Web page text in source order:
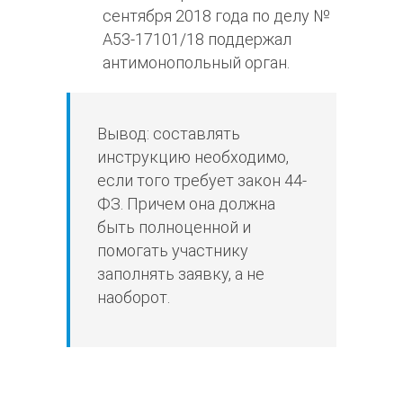
сентября 2018 года по делу №
А53-17101/18 поддержал
антимонопольный орган.
Вывод: составлять
инструкцию необходимо,
если того требует закон 44-
ФЗ. Причем она должна
быть полноценной и
помогать участнику
заполнять заявку, а не
наоборот.